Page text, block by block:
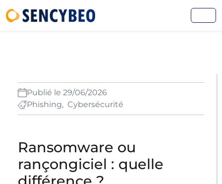
Publié le 29/06/2026
Phishing, Cybersécurité
Ransomware ou
rançongiciel : quelle